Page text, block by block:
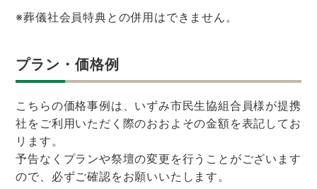
※葬儀社会員特典との併用はできません。
プラン・価格例
こちらの価格事例は、いずみ市民生協組合員様が提携
社をご利用いただく際のおおよその金額を表記してお
リます。
予告なくプランや祭壇の変更を行うことがございます
ので、必ずご確認をお願いいたします。